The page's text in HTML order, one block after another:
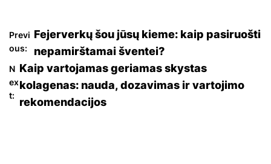
N
a
v
Previ
ous:
Fejerverkų šou jūsų kieme: kaip pasiruošti
nepamirštamai šventei?
N
ex
t:
Kaip vartojamas geriamas skystas
kolagenas: nauda, dozavimas ir vartojimo
rekomendacijos